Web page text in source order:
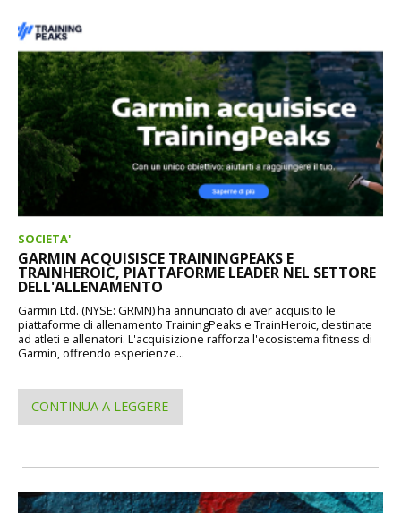
SOCIETA'
GARMIN ACQUISISCE TRAININGPEAKS E
TRAINHEROIC, PIATTAFORME LEADER NEL SETTORE
DELL'ALLENAMENTO
Garmin Ltd. (NYSE: GRMN) ha annunciato di aver acquisito le
piattaforme di allenamento TrainingPeaks e TrainHeroic, destinate
ad atleti e allenatori. L'acquisizione rafforza l'ecosistema fitness di
Garmin, offrendo esperienze...
CONTINUA A LEGGERE